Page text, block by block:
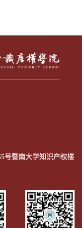
号暨南大学知识产权楼